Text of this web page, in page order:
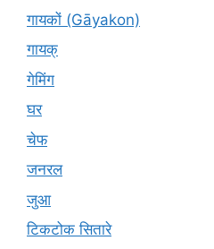
गायकों (Gāyakon)
गायक्
गेमिंग
घर
चेफ
जनरल
जुआ
टिकटोक सितारे